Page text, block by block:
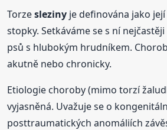
Torzesleziny je definována jako
stopky. Setkáváme se s ní
psů s hlubokým hrudníkem.
akutně nebo chronicky.
Etiologie choroby (mimo torzí
vyjasněná. Uvažuje se o
posttraumatických anomáliích